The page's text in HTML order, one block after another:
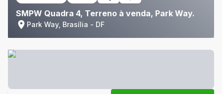
SMPW Quadra 4, Terreno à venda, Park Way.
Park Way, Brasília - DF